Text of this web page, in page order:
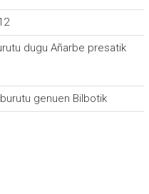
dugu Añarbe presatik
genuen Bilbotik